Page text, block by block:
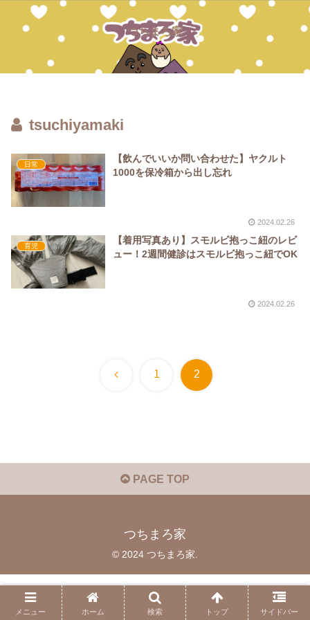
つちまろ家
tsuchiyamaki
日常
【飲んでいいか問い合わせた】ヤクルト
1000を保冷箱から出し忘れ
2024.02.26
育児
【着用写真あり】スモルビ抱っこ紐のレビ
ュー！2週間健診はスモルビ抱っこ紐でOK
2024.02.26
前 1 2
PAGE TOP
つちまろ家
© 2024 つちまろ家.
メニュー ホーム 検索 トップ サイドバー